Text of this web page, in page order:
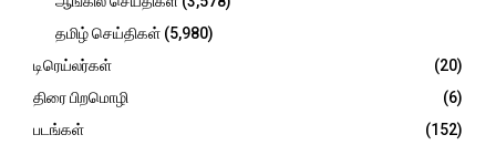
தமிழ் செய்திகள் (5,980)
டிரெய்லர்கள்
(20)
திரை பிறமொழி
(6)
படங்கள்
(152)